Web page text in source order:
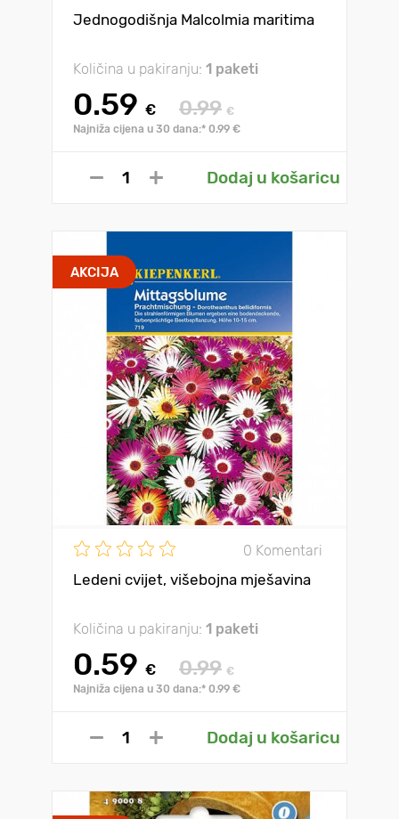
Jednogodišnja Malcolmia maritima
Količina u pakiranju: 1 paketi
0.59 € 0.99 €
Najniža cijena u 30 dana:* 0.99 €
Dodaj u košaricu
AKCIJA
0 Komentari
Ledeni cvijet, višebojna mješavina
Količina u pakiranju: 1 paketi
0.59 € 0.99 €
Najniža cijena u 30 dana:* 0.99 €
Dodaj u košaricu